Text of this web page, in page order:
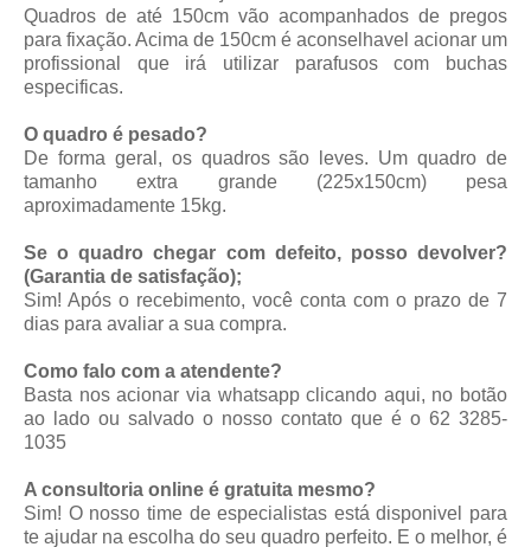
Quadros de até 150cm vão acompanhados de pregos
para fixação. Acima de 150cm é aconselhavel acionar um
profissional que irá utilizar parafusos com buchas
especificas.
O quadro é pesado?
De forma geral, os quadros são leves. Um quadro de
tamanho extra grande (225x150cm) pesa
aproximadamente 15kg.
Se o quadro chegar com defeito, posso devolver?
(Garantia de satisfação);
Sim! Após o recebimento, você conta com o prazo de 7
dias para avaliar a sua compra.
Como falo com a atendente?
Basta nos acionar via whatsappclicando aqui, no botão
ao lado ou salvado o nosso contato que é o 62 3285-
1035
A consultoria online é gratuita mesmo?
Sim! O nosso time de especialistas está disponivel para
te ajudar na escolha do seu quadro perfeito. E o melhor, é